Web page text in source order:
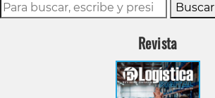
Buscar
Revista